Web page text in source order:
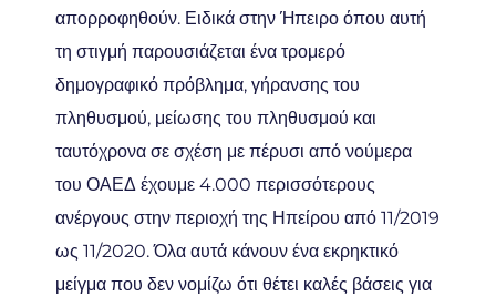
απορροφηθούν. Ειδικά στην Ήπειρο όπου αυτή
τη στιγμή παρουσιάζεται ένα τρομερό
δημογραφικό πρόβλημα, γήρανσης του
πληθυσμού, μείωσης του πληθυσμού και
ταυτόχρονα σε σχέση με πέρυσι από νούμερα
του ΟΑΕΔ έχουμε 4.000 περισσότερους
ανέργους στην περιοχή της Ηπείρου από 11/2019
ως 11/2020. Όλα αυτά κάνουν ένα εκρηκτικό
μείγμα που δεν νομίζω ότι θέτει καλές βάσεις για